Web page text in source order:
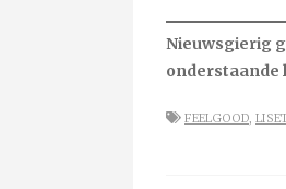
Nieuwsgierig
onderstaande
FEELGOOD,